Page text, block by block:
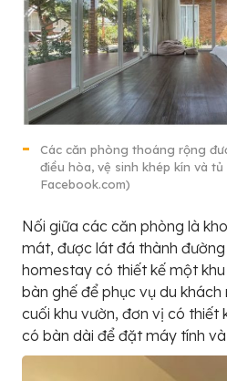
Các căn phòng thoáng rộng
điều hòa, vệ sinh khép kín và
Facebook.com)
Nối giữa các căn phòng là
mát, được lát đá thành đường
homestay có thiết kế một
bàn ghế để phục vụ du khách
cuối khu vườn, đơn vị có thiết
có bàn dài để đặt máy tính